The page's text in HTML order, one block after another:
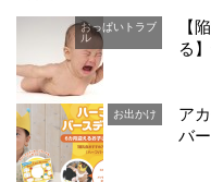
おっぱいトラブ
ル
【
る
お出かけ
ア
バ